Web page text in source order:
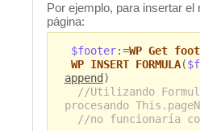
Por ejemplo, para insertar el
página:
$footer:=WP Get
WP INSERT FORMULA(
append )
//Utilizando
procesando
//no funcionaría